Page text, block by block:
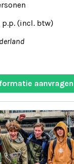
p.p. (incl. btw)
aanvragen